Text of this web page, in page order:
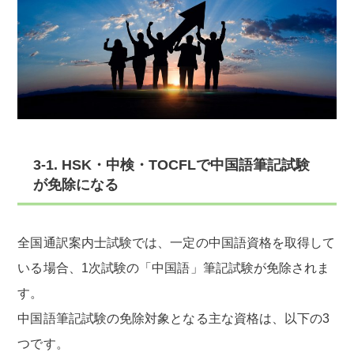
3-1. HSK・中検・TOCFLで中国語筆記試験
が免除になる
全国通訳案内士試験では、一定の中国語資格を取得して
いる場合、1次試験の「中国語」筆記試験が免除されま
す。
中国語筆記試験の免除対象となる主な資格は、以下の3
つです。